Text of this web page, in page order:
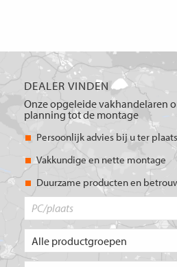
DEALER VINDEN
Onze opgeleide vakhandelaren
planning tot de montage
Persoonlijk advies bij u ter
Vakkundige en nette montage
Duurzame producten en